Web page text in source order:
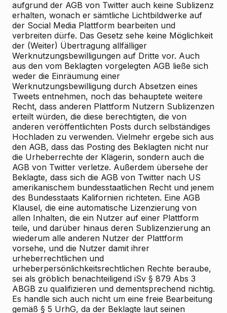
aufgrund der AGB von Twitter auch keine Sublizenz
erhalten, wonach er sämtliche Lichtbildwerke auf
der Social Media Plattform bearbeiten und
verbreiten dürfe. Das Gesetz sehe keine Möglichkeit
der (Weiter) Übertragung allfälliger
Werknutzungsbewilligungen auf Dritte vor. Auch
aus den vom Beklagten vorgelegten AGB ließe sich
weder die Einräumung einer
Werknutzungsbewilligung durch Absetzen eines
Tweets entnehmen, noch das behauptete weitere
Recht, dass anderen Plattform Nutzern Sublizenzen
erteilt würden, die diese berechtigten, die von
anderen veröffentlichten Posts durch selbständiges
Hochladen zu verwenden. Vielmehr ergebe sich aus
den AGB, dass das Posting des Beklagten nicht nur
die Urheberrechte der Klägerin, sondern auch die
AGB von Twitter verletze. Außerdem übersehe der
Beklagte, dass sich die AGB von Twitter nach US
amerikanischem bundesstaatlichen Recht und jenem
des Bundesstaats Kalifornien richteten. Eine AGB
Klausel, die eine automatische Lizenzierung von
allen Inhalten, die ein Nutzer auf einer Plattform
teile, und darüber hinaus deren Sublizenzierung an
wiederum alle anderen Nutzer der Plattform
vorsehe, und die Nutzer damit ihrer
urheberrechtlichen und
urheberpersönlichkeitsrechtlichen Rechte beraube,
sei als gröblich benachteiligend iSv § 879 Abs 3
ABGB zu qualifizieren und dementsprechend nichtig.
Es handle sich auch nicht um eine freie Bearbeitung
gemäß § 5 UrhG, da der Beklagte laut seinen